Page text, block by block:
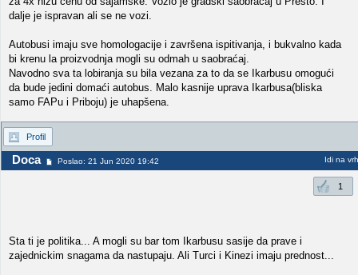
dalje je ispravan ali se ne vozi.
Autobusi imaju sve homologacije i završena ispitivanja, i bukvalno kada
bi krenu la proizvodnja mogli su odmah u saobraćaj.
Navodno sva ta lobiranja su bila vezana za to da se Ikarbusu omogući
da bude jedini domaći autobus. Malo kasnije uprava Ikarbusa(bliska
samo FAPu i Priboju) je uhapšena.
Profil
Doca Poslao: 21 Jun 2020 19:42 Idi na vrh
1
Sta ti je politika... A mogli su bar tom Ikarbusu sasije da prave i
zajednickim snagama da nastupaju. Ali Turci i Kinezi imaju prednost...